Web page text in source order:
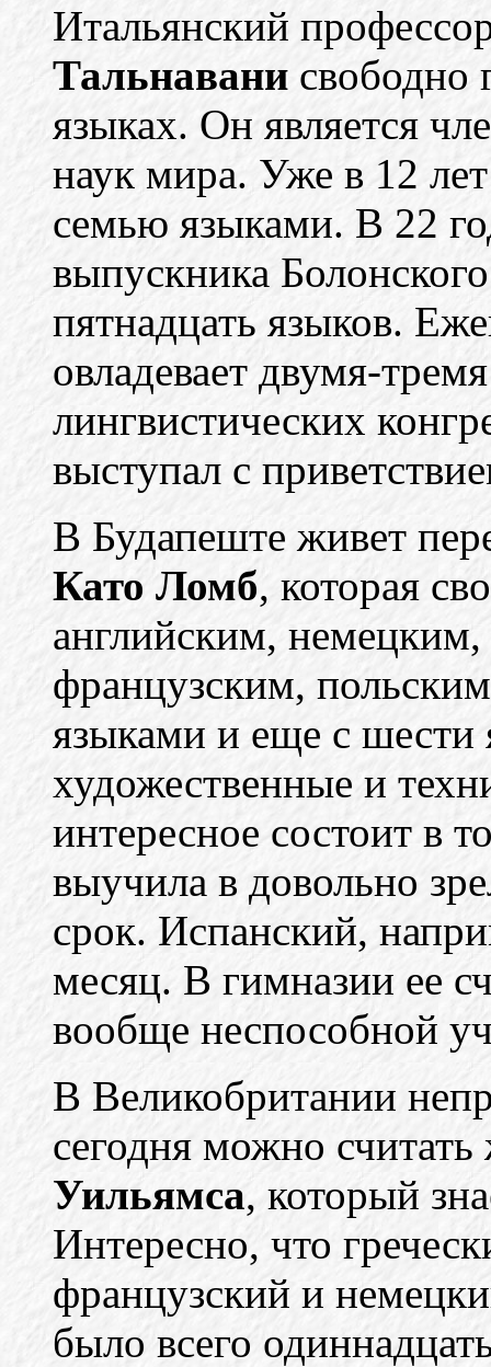
Итальянский
Тальнавани свободно
языках. Он является
наук мира. Уже в 12
семью языками. В 22
выпускника
пятнадцать языков.
овладевает двумя-
лингвистических
выступал с
В Будапеште живет
Като Ломб, которая
английским,
французским,
языками и еще с шести
художественные и
интересное состоит в
выучила в довольно
срок. Испанский,
месяц. В гимназии ее
вообще неспособной
В Великобритании
сегодня можно
Уильямса, который
Интересно, что
французский и
было всего